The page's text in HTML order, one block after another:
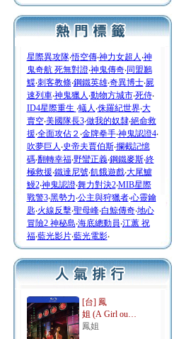
星際異攻隊‧悟空傳‧神力女超人 ‧神
鬼奇航 死無對證‧神鬼傳奇‧同盟鶼
鰈‧刺客教條‧鋼鐵英雄‧奇異博士‧屍
速列車‧神鬼獵人 ‧動物方城市‧死侍‧
ID4星際重生 ‧蟻人 ‧侏羅紀世界‧大
賣空‧美國隊長3‧做我的奴隸‧絕命救
援‧全面攻佔２ ‧金牌拳手‧神鬼認證4‧
吹夢巨人 ‧史帝夫賈伯斯‧攔截記憶
碼‧翻轉幸福‧野蠻正義‧鋼鐵麥斯‧終
極救援‧鐵達尼號‧飢餓遊戲‧大尾鱸
鰻2‧神鬼認證‧舞力對決2‧MIB星際
戰警3‧黑勢力‧公主與狩獵者‧心靈鑰
匙‧火線反擊‧聖母峰‧白鯨傳奇‧地心
冒險2 神秘島‧海底總動員‧江蕙 祝
福‧藍光影片‧藍光電影‧
[台] 鳳
姐 (A Girl ou…
鳳姐